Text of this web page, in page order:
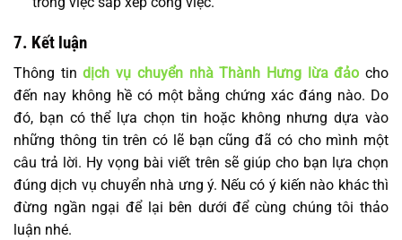
7. Kết luận
Thông tindịch vụ chuyển nhà Thành Hưng lừa đảo cho
đến nay không hề có một bằng chứng xác đáng nào. Do
đó, bạn có thể lựa chọn tin hoặc không nhưng dựa vào
những thông tin trên có lẽ bạn cũng đã có cho mình một
câu trả lời. Hy vọng bài viết trên sẽ giúp cho bạn lựa chọn
đúng dịch vụ chuyển nhà ưng ý. Nếu có ý kiến nào khác thì
đừng ngần ngại để lại bên dưới để cùng chúng tôi thảo
luận nhé.